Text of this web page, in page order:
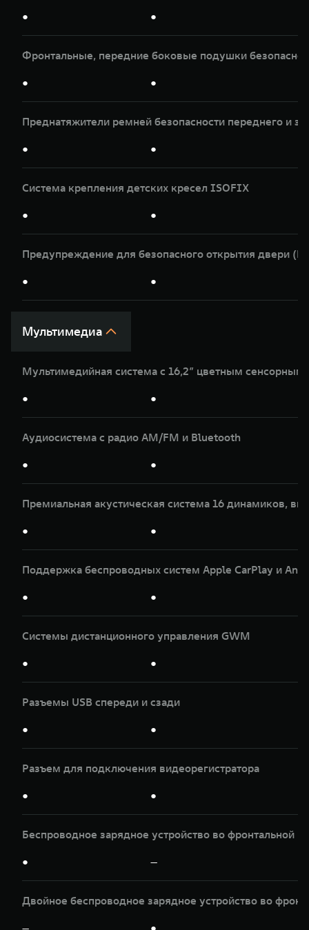
● ●
Фронтальные, передние боковые подушки
● ●
Преднатяжители ремней безопасности переднего и
● ●
Система крепления детских кресел ISOFIX
● ●
Предупреждение для безопасного открытия двери
● ●
Мультимедиа
Мультимедийная система с 16,2” цветным сенсорным
● ●
Аудиосистема с радио AM/FM и Bluetooth
● ●
Премиальная акустическая система 16 динамиков,
● ●
Поддержка беспроводных систем Apple CarPlay и
● ●
Системы дистанционного управления GWM
● ●
Разъeмы USB спереди и сзади
● ●
Разъeм для подключения видеорегистратора
● ●
Беспроводное зарядное устройство во фронтальной
● —
Двойное беспроводное зарядное устройство во